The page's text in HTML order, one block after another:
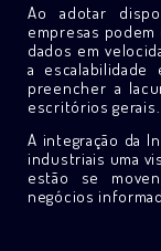
Ao adotar
empresas
dados em
a escalabilidade
preencher a
escritórios gerais.
A integração da
industriais uma
estão se
negócios